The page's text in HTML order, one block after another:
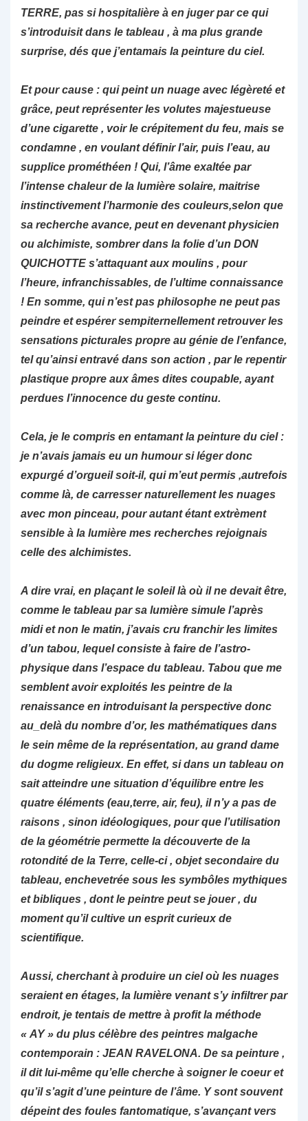
TERRE, pas si hospitalière à en juger par ce qui
s’introduisit dans le tableau , à ma plus grande
surprise, dés que j’entamais la peinture du ciel.
Et pour cause : qui peint un nuage avec légèreté et
grâce, peut représenter les volutes majestueuse
d’une cigarette , voir le crépitement du feu, mais se
condamne , en voulant définir l’air, puis l’eau, au
supplice prométhéen ! Qui, l’âme exaltée par
l’intense chaleur de la lumière solaire, maitrise
instinctivement l’harmonie des couleurs,selon que
sa recherche avance, peut en devenant physicien
ou alchimiste, sombrer dans la folie d’un DON
QUICHOTTE s’attaquant aux moulins , pour
l’heure, infranchissables, de l’ultime connaissance
! En somme, qui n’est pas philosophe ne peut pas
peindre et espérer sempiternellement retrouver les
sensations picturales propre au génie de l’enfance,
tel qu’ainsi entravé dans son action , par le repentir
plastique propre aux âmes dites coupable, ayant
perdues l’innocence du geste continu.
Cela, je le compris en entamant la peinture du ciel :
je n’avais jamais eu un humour si léger donc
expurgé d’orgueil soit-il, qui m’eut permis ,autrefois
comme là, de carresser naturellement les nuages
avec mon pinceau, pour autant étant extrèment
sensible à la lumière mes recherches rejoignais
celle des alchimistes.
A dire vrai, en plaçant le soleil là où il ne devait être,
comme le tableau par sa lumière simule l’après
midi et non le matin, j’avais cru franchir les limites
d’un tabou, lequel consiste à faire de l’astro-
physique dans l’espace du tableau. Tabou que me
semblent avoir exploités les peintre de la
renaissance en introduisant la perspective donc
au_delà du nombre d’or, les mathématiques dans
le sein même de la représentation, au grand dame
du dogme religieux. En effet, si dans un tableau on
sait atteindre une situation d’équilibre entre les
quatre éléments (eau,terre, air, feu), il n’y a pas de
raisons , sinon idéologiques, pour que l’utilisation
de la géométrie permette la découverte de la
rotondité de la Terre, celle-ci , objet secondaire du
tableau, enchevetrée sous les symbôles mythiques
et bibliques , dont le peintre peut se jouer , du
moment qu’il cultive un esprit curieux de
scientifique.
Aussi, cherchant à produire un ciel où les nuages
seraient en étages, la lumière venant s’y infiltrer par
endroit, je tentais de mettre à profit la méthode
« AY » du plus célèbre des peintres malgache
contemporain : JEAN RAVELONA. De sa peinture ,
il dit lui-même qu’elle cherche à soigner le coeur et
qu’il s’agit d’une peinture de l’âme. Y sont souvent
dépeint des foules fantomatique, s’avançant vers